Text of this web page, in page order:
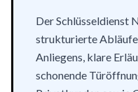
Der Schlüsseldienst
strukturierte
Anliegens, klare
schonende